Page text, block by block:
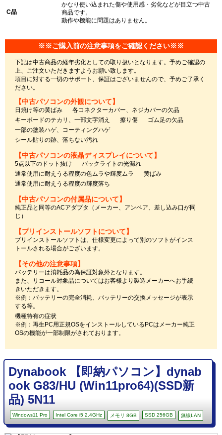
C品
かなり使い込まれた傷や使用感・劣化などが目立つ中古
商品です。
動作や機能に問題はありません。
※※ご購入前の注意事項をご確認ください※※
下記は中古商品の経年劣化としての取り扱いとなります。予めご確認の
上、ご注文いただきますようお願い致します。
項目に対する一切のサポート、保証はございませんので、予めご了承く
ださい。
【中古パソコンの外観について】
日焼け等の黄ばみ
各コネクターカバー、ネジカバーの欠品
キーボードのテカリ、一部文字消え
擦り傷
ゴム足の欠品
一部の塗装ハゲ、コーティングハゲ
シール貼りの跡、落ちない汚れ
【中古パソコンの液晶ディスプレイについて】
5点以下のドット抜け
バックライトの光漏れ
通常使用に耐えうる程度の色ムラや輝度ムラ
黄ばみ
通常使用に耐えうる程度の輝度落ち
【中古パソコンの付属品について】
純正品と同等のACアダプタ（メーカー、アンペア、差し込み口が同
じ）
【プリインストールソフトについて】
プリインストールソフトは、仕様変更によって別のソフトがインス
トールされる場合がございます。
【その他の注意事項】
バッテリーは消耗品の為保証対象外となります。
また、リコール対象品についてはお客様より製造メーカーへお手続
きいただきます。
※例：バッテリーの完全消耗、バッテリーの交換メッセージが表示
する等。
機種特有の症状
※例：再生PC用正規OSをインストールしているPCはメーカー純正
OSの機能が一部制限がされております。
Dynabook 【即納パソコン】dynab
ook G83/HU (Win11pro64)(SSD新
品) 5N11
Windows11 Pro Intel Core i5 2.4GHz メモリ 8GB SSD 256GB 無線LAN